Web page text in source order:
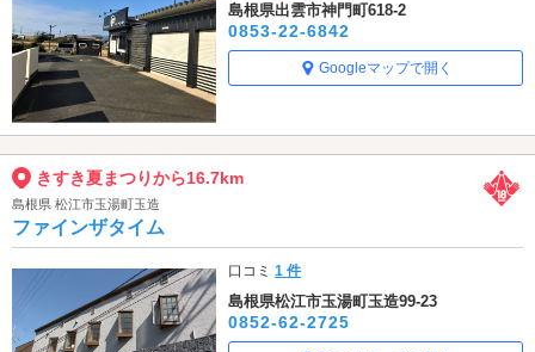
島根県出雲市神門町618-2
0853-22-6842
Googleマップで開く
きすき夏まつりから16.7km
島根県 松江市玉湯町玉造
ファインザタイム
口コミ1 件
島根県松江市玉湯町玉造99-23
0852-62-2725